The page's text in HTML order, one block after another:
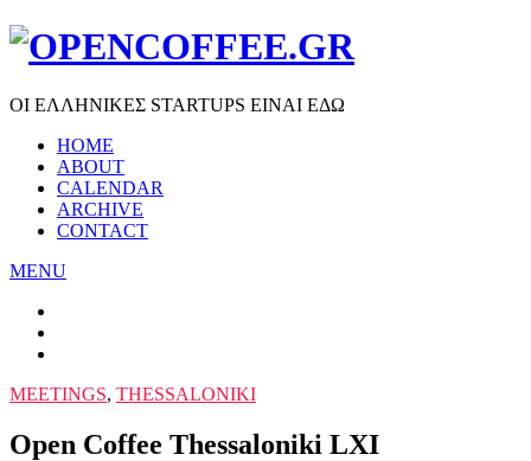
ΟΙ ΕΛΛΗΝΙΚΕΣ STARTUPS ΕΙΝΑΙ ΕΔΩ
HOME
ABOUT
CALENDAR
ARCHIVE
CONTACT
MENU
MEETINGS, THESSALONIKI
Open Coffee Thessaloniki LXI